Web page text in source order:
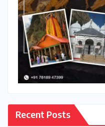
Recent Posts